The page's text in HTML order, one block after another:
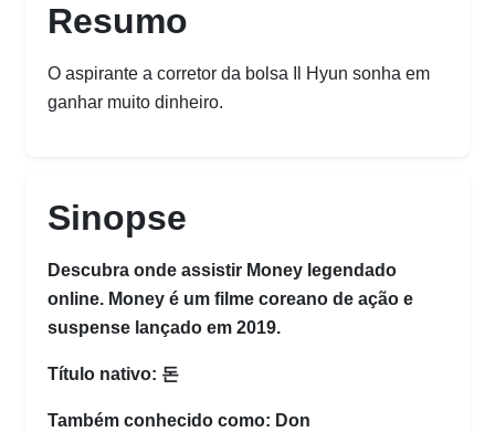
Resumo
O aspirante a corretor da bolsa Il Hyun sonha em
ganhar muito dinheiro.
Sinopse
Descubra onde assistir Money legendado
online. Money é um filme coreano de ação e
suspense lançado em 2019.
Título nativo: 돈
Também conhecido como: Don